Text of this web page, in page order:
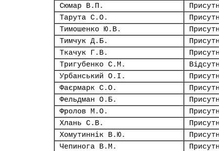
Сюмар В.П.
Тарута С.О.
Тимошенко Ю.В.
Тимчук Д.Б.
Ткачук Г.В.
Тригубенко С.М.
Урбанський О.І.
Фаєрмарк С.О.
Фельдман О.Б.
Фролов М.О.
Хлань С.В.
Хомутиннік В.Ю.
Чепинога В.М.